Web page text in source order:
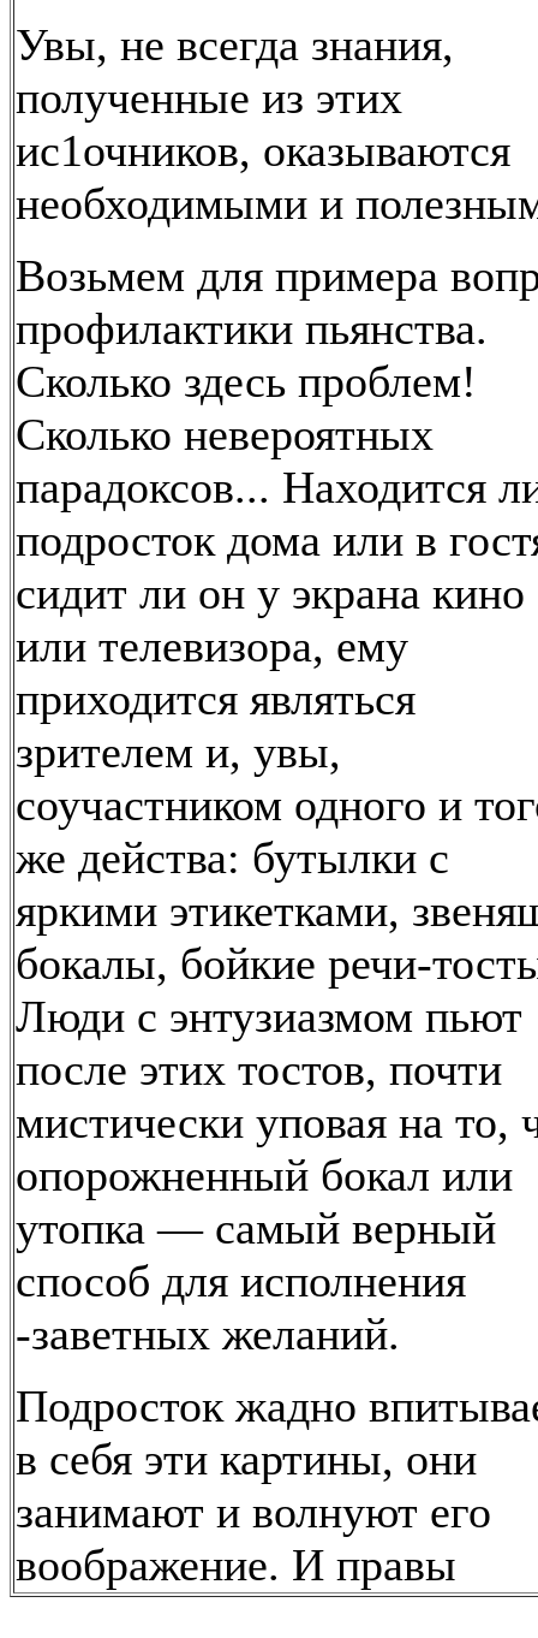
Увы, не всегда знания,
полученные из этих
ис1очников, оказываются
необходимыми и
Возьмем для примера
профилактики пьянства.
Сколько здесь проблем!
Сколько невероятных
парадоксов... Находится
подросток дома или в
сидит ли он у экрана кино
или телевизора, ему
приходится являться
зрителем и, увы,
соучастником одного и
же действа: бутылки с
яркими этикетками,
бокалы, бойкие речи-
Люди с энтузиазмом пьют
после этих тостов, почти
мистически уповая на то,
опорожненный бокал или
утопка — самый верный
способ для исполнения
-заветных желаний.
Подросток жадно
в себя эти картины, они
занимают и волнуют его
воображение. И правы